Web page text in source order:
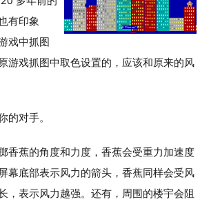
有印象
戏中抓图
游戏抓图中取色设置的，应该和原来的风
的对手。
香蕉的角度和力度，香蕉会受重力加速度
幕底部表示风力的箭头，香蕉同样会受风
，表示风力越强。还有，周围的楼宇会阻